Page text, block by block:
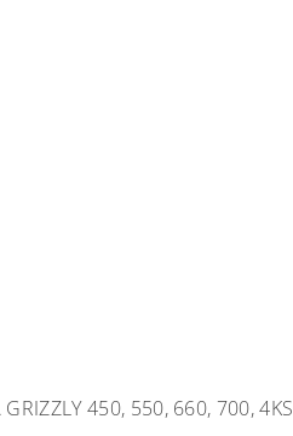
450, 550, 660, 700, 4KS